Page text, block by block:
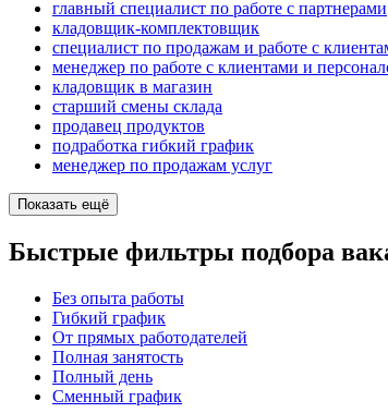
главный специалист по работе с партнерами
кладовщик-комплектовщик
специалист по продажам и работе с
менеджер по работе с клиентами и
кладовщик в магазин
старший смены склада
продавец продуктов
подработка гибкий график
менеджер по продажам услуг
Показать ещё
Быстрые фильтры подбора
Без опыта работы
Гибкий график
От прямых работодателей
Полная занятость
Полный день
Сменный график